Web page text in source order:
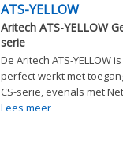
ATS-YELLOW
Aritech ATS-YELLOW
serie
De Aritech ATS-YELLOW
perfect werkt met
CS-serie, evenals met
Lees meer